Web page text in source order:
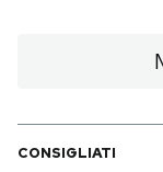
CONSIGLIATI